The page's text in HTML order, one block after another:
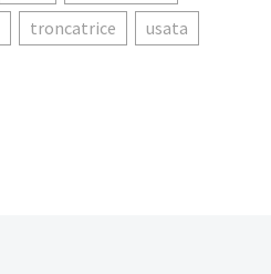
troncatrice
usata